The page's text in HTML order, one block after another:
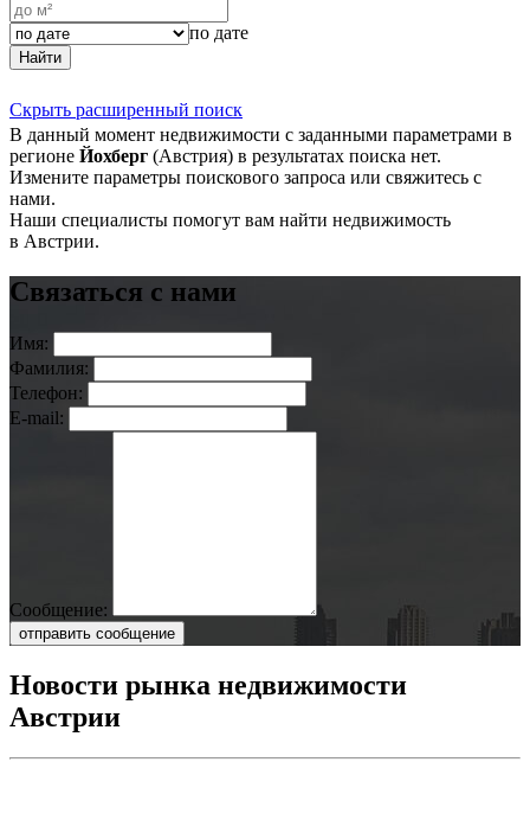
по дате
Найти
Скрыть расширенный поиск
В данный момент недвижимости с заданными параметрами в
регионе Йохберг (Австрия) в результатах поиска нет.
Измените параметры поискового запроса или свяжитесь с
нами.
Наши специалисты помогут вам найти недвижимость
в Австрии.
Связаться с нами
Имя:
Фамилия:
Телефон:
E-mail:
Сообщение:
отправить сообщение
Новости рынка недвижимости
Австрии